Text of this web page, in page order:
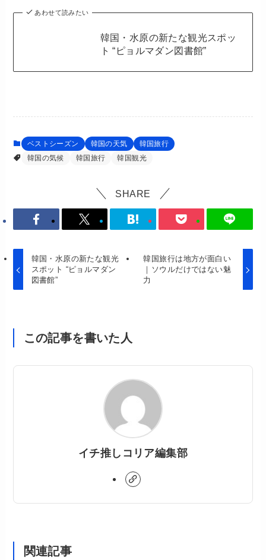
あわせて読みたい
韓国・水原の新たな観光スポッ
ト “ピョルマダン図書館”
ベストシーズン 韓国の天気
韓国旅行
韓国の気候
韓国旅行 韓国観光
SHARE
韓国・水原の新たな観光
スポット “ピョルマダン
図書館”
韓国旅行は地方が面白い
｜ソウルだけではない魅
力
この記事を書いた人
イチ推しコリア編集部
関連記事